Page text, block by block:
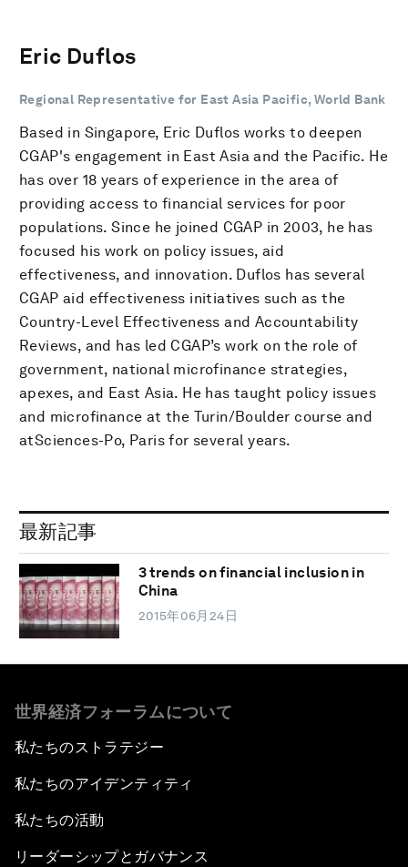
Eric Duflos
Regional Representative for East Asia Pacific, World Bank
Based in Singapore, Eric Duflos works to deepen
CGAP's engagement in East Asia and the Pacific. He
has over 18 years of experience in the area of
providing access to financial services for poor
populations. Since he joined CGAP in 2003, he has
focused his work on policy issues, aid
effectiveness, and innovation. Duflos has several
CGAP aid effectiveness initiatives such as the
Country-Level Effectiveness and Accountability
Reviews, and has led CGAP’s work on the role of
government, national microfinance strategies,
apexes, and East Asia. He has taught policy issues
and microfinance at the Turin/Boulder course and
atSciences-Po, Paris for several years.
最新記事
3 trends on financial inclusion in
China
2015年06月24日
世界経済フォーラムについて
私たちのストラテジー
私たちのアイデンティティ
私たちの活動
リーダーシップとガバナンス